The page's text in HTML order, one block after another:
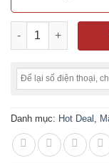
Mật ong ngâm
Danh mục: Hot Deal